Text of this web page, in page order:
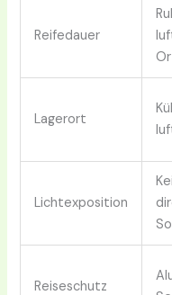
Reifedauer
Lagerort
Lichtexposition
Reiseschutz